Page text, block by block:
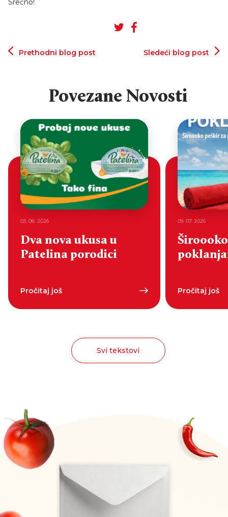
Srećno!
Prethodni blog post Sledeći blog post
Povezane Novosti
03. 08. 2026
Dva nova ukusa u
Patelina porodici
Pročitaj još
09. 07. 2026
Pročitaj još
Svi tekstovi